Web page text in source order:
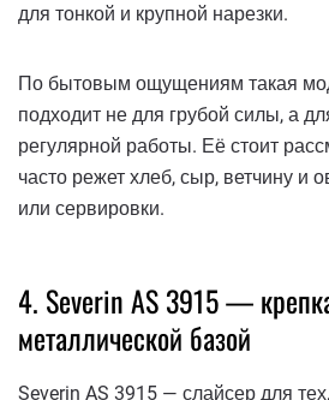
для тонкой и крупной нарезки.
По бытовым ощущениям такая
подходит не для грубой силы, а
регулярной работы. Её стоит
часто режет хлеб, сыр, ветчину и
или сервировки.
4. Severin AS 3915 —
металлической базой
Severin AS 3915 — слайсер для